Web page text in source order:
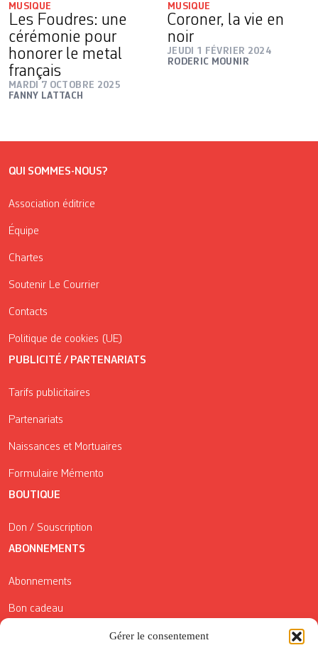
Gérer le consentement
MUSIQUE
Les Foudres: une
cérémonie pour
honorer le metal
français
MARDI 7 OCTOBRE 2025
FANNY LATTACH
MUSIQUE
Coroner, la vie en
noir
JEUDI 1 FÉVRIER 2024
RODERIC MOUNIR
QUI SOMMES-NOUS?
Association éditrice
Équipe
Chartes
Soutenir Le Courrier
Contacts
Politique de cookies (UE)
PUBLICITÉ / PARTENARIATS
Tarifs publicitaires
Partenariats
Naissances et Mortuaires
Formulaire Mémento
BOUTIQUE
Don / Souscription
ABONNEMENTS
Abonnements
Bon cadeau
Conditions générales de vente